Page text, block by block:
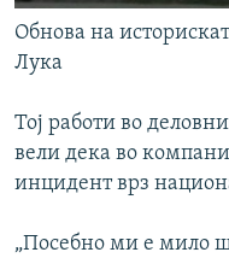
Обнова на
Лука
Тој работи во
вели дека во
инцидент врз
„Посебно ми е мило